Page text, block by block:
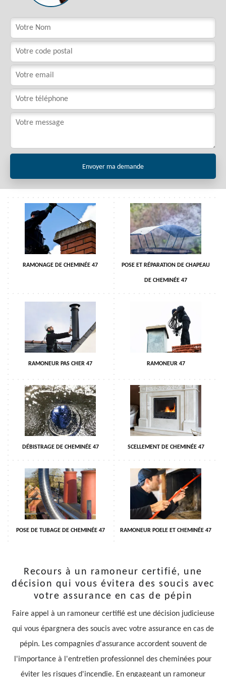
RAMONAGE DE CHEMINÉE 47 POSE ET RÉPARATION DE CHAPEAU
DE CHEMINÉE 47
RAMONEUR PAS CHER 47 RAMONEUR 47
DÉBISTRAGE DE CHEMINÉE 47 SCELLEMENT DE CHEMINÉE 47
POSE DE TUBAGE DE CHEMINÉE 47 RAMONEUR POELE ET CHEMINÉE 47
Recours à un ramoneur certifié, une
décision qui vous évitera des soucis avec
votre assurance en cas de pépin
Faire appel à un ramoneur certifié est une décision judicieuse
qui vous épargnera des soucis avec votre assurance en cas de
pépin. Les compagnies d'assurance accordent souvent de
l'importance à l'entretien professionnel des cheminées pour
éviter les risques d'incendie. En engageant un ramoneur